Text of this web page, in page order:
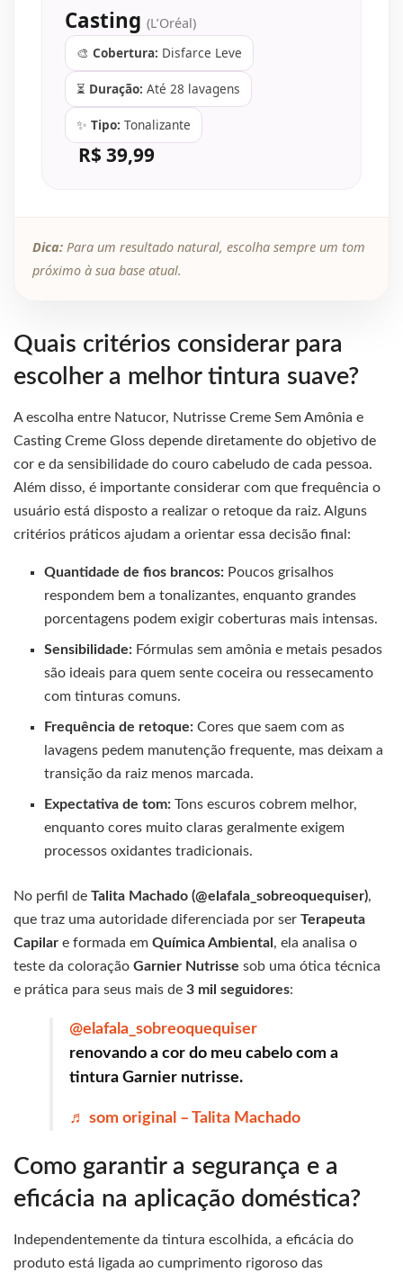
Casting (L’Oréal)
🎨 Cobertura: Disfarce Leve
⏳ Duração: Até 28 lavagens
✨ Tipo: Tonalizante
R$ 39,99
Dica: Para um resultado natural, escolha sempre um tom
próximo à sua base atual.
Quais critérios considerar para
escolher a melhor tintura suave?
A escolha entre Natucor, Nutrisse Creme Sem Amônia e
Casting Creme Gloss depende diretamente do objetivo de
cor e da sensibilidade do couro cabeludo de cada pessoa.
Além disso, é importante considerar com que frequência o
usuário está disposto a realizar o retoque da raiz. Alguns
critérios práticos ajudam a orientar essa decisão final:
Quantidade de fios brancos: Poucos grisalhos
respondem bem a tonalizantes, enquanto grandes
porcentagens podem exigir coberturas mais intensas.
Sensibilidade: Fórmulas sem amônia e metais pesados
são ideais para quem sente coceira ou ressecamento
com tinturas comuns.
Frequência de retoque: Cores que saem com as
lavagens pedem manutenção frequente, mas deixam a
transição da raiz menos marcada.
Expectativa de tom: Tons escuros cobrem melhor,
enquanto cores muito claras geralmente exigem
processos oxidantes tradicionais.
No perfil de Talita Machado (@elafala_sobreoquequiser),
que traz uma autoridade diferenciada por ser Terapeuta
Capilar e formada em Química Ambiental , ela analisa o
teste da coloração Garnier Nutrisse sob uma ótica técnica
e prática para seus mais de 3 mil seguidores:
@elafala_sobreoquequiser
renovando a cor do meu cabelo com a
tintura Garnier nutrisse.
♬ som original – Talita Machado
Como garantir a segurança e a
eficácia na aplicação doméstica?
Independentemente da tintura escolhida, a eficácia do
produto está ligada ao cumprimento rigoroso das